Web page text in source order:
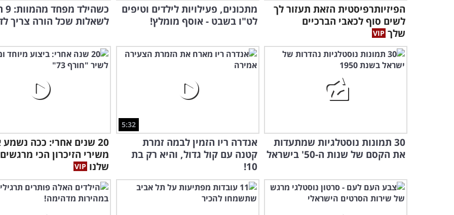
הפיזיותרפיסטית הזאת תעזור לך
לשים סוף לכאבי הברכיים
שלך
מתכונים, פעילויות לילדים וטיפים
לט"ו בשבט - אוסף מומלץ!
לשאלות שכל הורה צריך
30 תמונות נוסטלגיות שמתעדות
את הקסם של שנות ה-50' בישראל
5:32
אנדרה ריו הזמין לבמה זמרת
קטנה עם קול גדול, והיא רק בת
10!
20 שנים אחרי: ככה
משירי הזיכרון הכי מרגשים
שלנו